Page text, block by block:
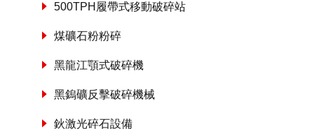
500TPH履帶式移動破碎站
煤礦石粉粉碎
黑龍江顎式破碎機
黑鎢礦反擊破碎機械
鈥激光碎石設備